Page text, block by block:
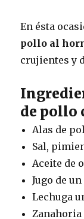
En ésta
pollo al
crujientes y
de pollo
Alas de
Sal,
Aceite de
Jugo de
Lechuga
Zanahoria